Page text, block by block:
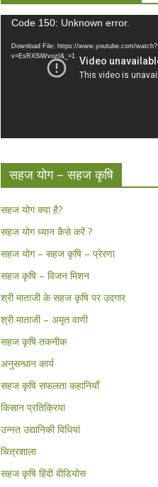
Video
Code 150: Unknown error.
Download File: https://www.youtube.com/watch?
v=EsRXSiWvozI&_=1
सहज योग – सहज कृषि
सहज योग क्या है?
सहज योग ध्यान कैसे करें ?
सहज योग – सहज कृषि – प्रेरणा
सहज कृषि – विजन मिशन
श्री माताजी के सहज कृषि पर उदगार
श्री माताजी – अमृत वाणी
सहज कृषि तकनीक
अनुसन्धान कार्य
सहज कृषि सफलता कहानियाँ
किसान प्रतिक्रिया
उन्नत उद्यानिकी विधियां
चित्रशाला
सहज कृषि हिंदी वीडियोस